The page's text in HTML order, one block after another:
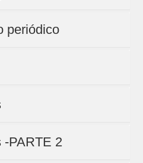
periódico
-PARTE 2